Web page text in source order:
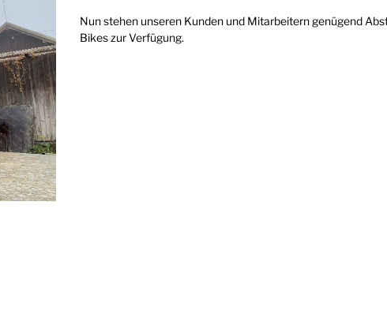
Nun stehen unseren Kunden und Mitarbeitern genügend
Bikes zur Verfügung.